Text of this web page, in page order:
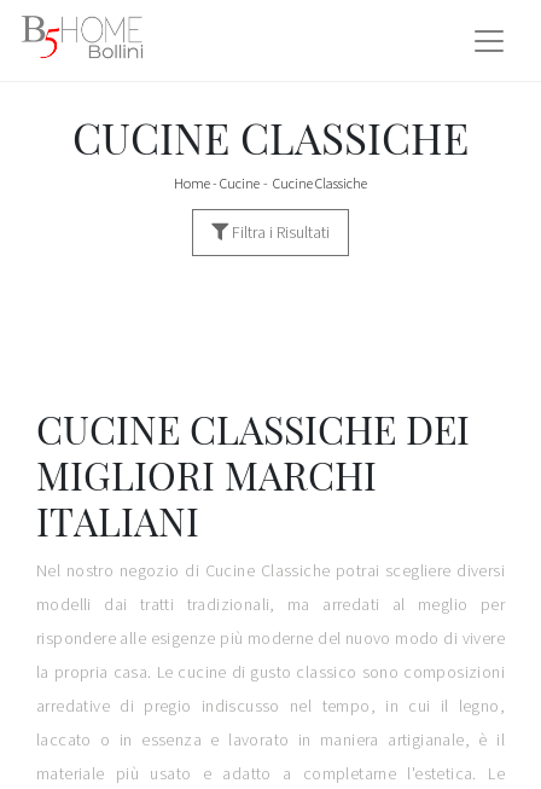
CUCINE CLASSICHE
Home- Cucine - Cucine Classiche
Filtra i Risultati
CUCINE CLASSICHE DEI
MIGLIORI MARCHI
ITALIANI
Nel nostro negozio di Cucine Classiche potrai scegliere diversi
modelli dai tratti tradizionali, ma arredati al meglio per
rispondere alle esigenze più moderne del nuovo modo di vivere
la propria casa. Le cucine di gusto classico sono composizioni
arredative di pregio indiscusso nel tempo, in cui il legno,
laccato o in essenza e lavorato in maniera artigianale, è il
materiale più usato e adatto a completarne l'estetica. Le